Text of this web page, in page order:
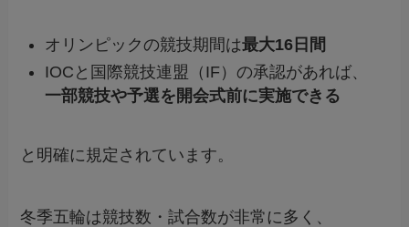
オリンピックの競技期間は最大16日間
IOCと国際競技連盟（IF）の承認があれば、
一部競技や予選を開会式前に実施できる
と明確に規定されています。
冬季五輪は競技数・試合数が非常に多く、